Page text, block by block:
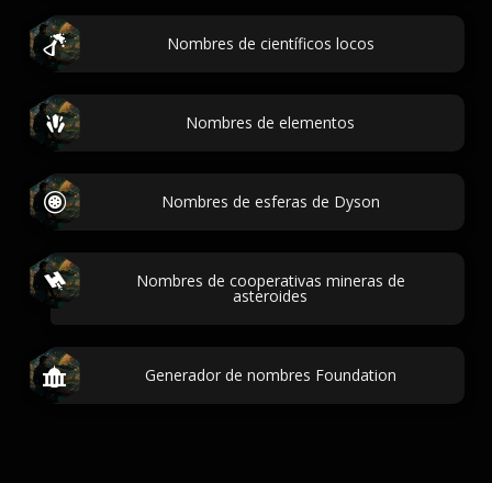
Nombres de científicos locos
Nombres de elementos
Nombres de esferas de Dyson
Nombres de cooperativas mineras de
asteroides
Generador de nombres Foundation